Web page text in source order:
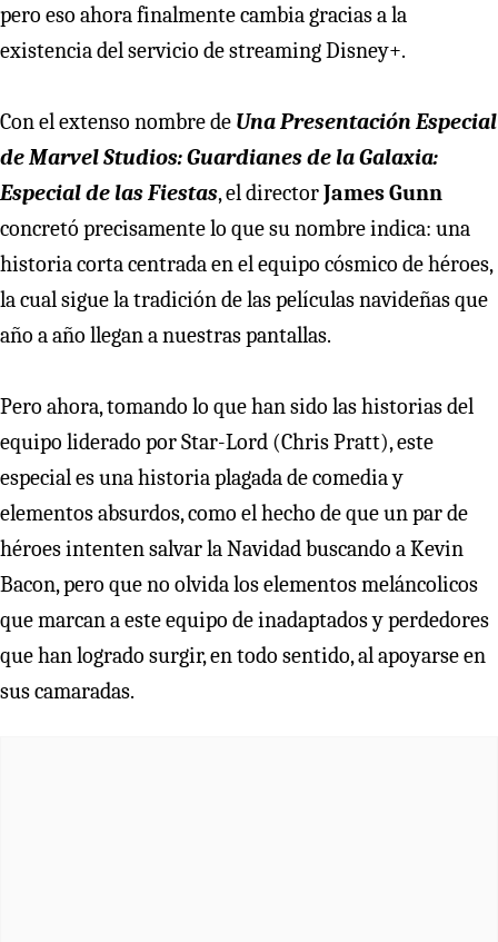
pero eso ahora finalmente cambia gracias a la
existencia del servicio de streaming Disney+.
Con el extenso nombre de Una Presentación Especial
de Marvel Studios: Guardianes de la Galaxia:
Especial de las Fiestas, el directorJames Gunn
concretó precisamente lo que su nombre indica: una
historia corta centrada en el equipo cósmico de héroes,
la cual sigue la tradición de las películas navideñas que
año a año llegan a nuestras pantallas.
Pero ahora, tomando lo que han sido las historias del
equipo liderado por Star-Lord (Chris Pratt), este
especial es una historia plagada de comedia y
elementos absurdos, como el hecho de que un par de
héroes intenten salvar la Navidad buscando a Kevin
Bacon, pero que no olvida los elementos meláncolicos
que marcan a este equipo de inadaptados y perdedores
que han logrado surgir, en todo sentido, al apoyarse en
sus camaradas.